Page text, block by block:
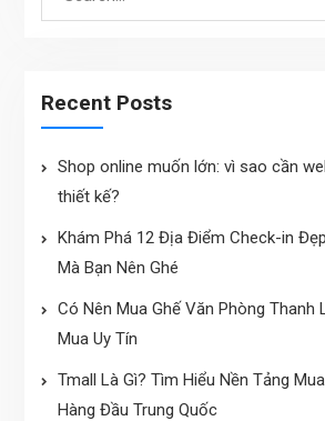
Recent Posts
Shop online muốn lớn: vì sao cần
thiết kế?
Khám Phá 12 Địa Điểm Check-in
Mà Bạn Nên Ghé
Có Nên Mua Ghế Văn Phòng Thanh
Mua Uy Tín
Tmall Là Gì? Tìm Hiểu Nền Tảng
Hàng Đầu Trung Quốc